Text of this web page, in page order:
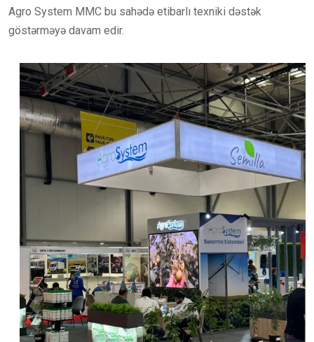
Agro System MMC bu sahədə etibarlı texniki dəstək
göstərməyə davam edir.